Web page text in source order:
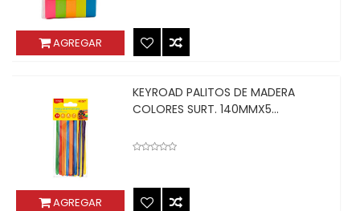
AGREGAR
AGREGAR
KEYROAD PALITOS DE MADERA
COLORES SURT. 140MMX5...